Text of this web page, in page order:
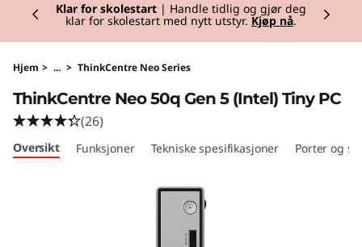
k
C
e
n
Klar for skolestart | Handle tidlig og gjør deg
klar for skolestart med nytt utstyr.Kjøp nå.
Hjem > ... > ThinkCentre Neo Series
ThinkCentre Neo 50q Gen 5 (Intel) Tiny PC
(26)
Oversikt Funksjoner Tekniske spesifikasjoner Porter og